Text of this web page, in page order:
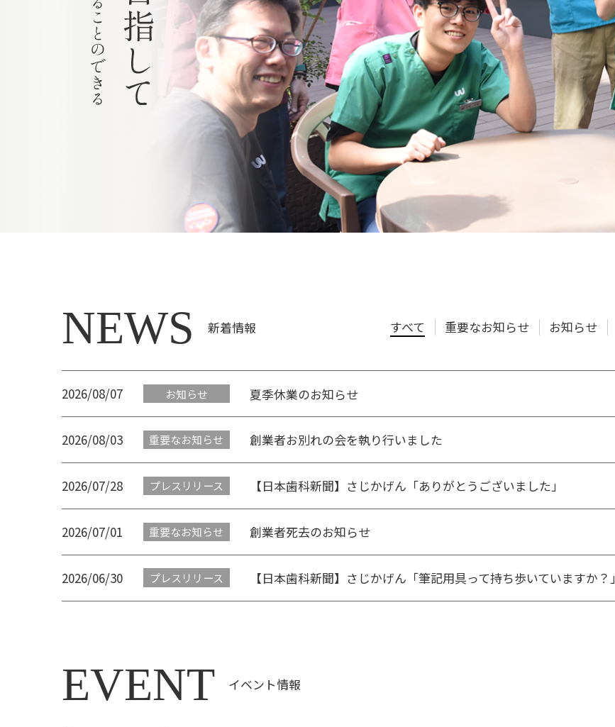
NEWS 新着情報 すべて 重要なお知らせ お知らせ
2026/08/07 お知らせ 夏季休業のお知らせ
2026/08/03 重要なお知らせ 創業者お別れの会を執り行いました
2026/07/28 プレスリリース 【日本歯科新聞】さじかげん「ありがとうございました」
2026/07/01 重要なお知らせ 創業者死去のお知らせ
2026/06/30 プレスリリース 【日本歯科新聞】さじかげん「筆記用具って持ち歩いていますか？」
EVENT イベント情報